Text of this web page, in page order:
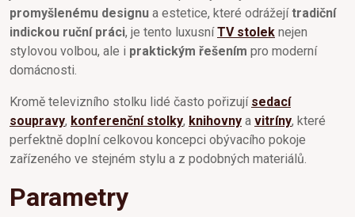
promyšlenému designu a estetice, které odrážejítradiční
indickou ruční práci, je tento luxusníTV stolek nejen
stylovou volbou, ale i praktickým řešením pro moderní
domácnosti.
Kromě televizního stolku lidé často pořizují sedací
soupravy, konferenční stolky, knihovny a vitríny, které
perfektně doplní celkovou koncepci obývacího pokoje
zařízeného ve stejném stylu a z podobných materiálů.
Parametry